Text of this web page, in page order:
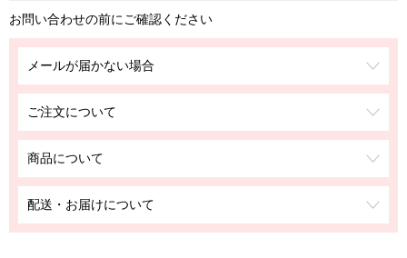
お問い合わせの前にご確認ください
メールが届かない場合
ご注文について
商品について
配送・お届けについて